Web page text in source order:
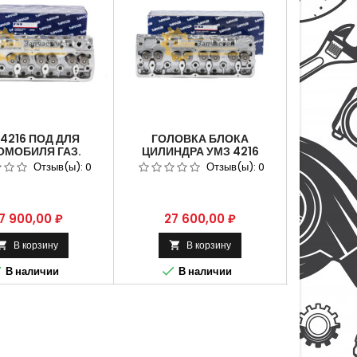
ПОД ДЛЯ
ГАЗ.
ГБО. 4216-
20. ГОЛОВКА
БИЗНЕС
Отзыв(ы): 0
900,00 ₽
В корзину
В наличии
ГОЛОВКА БЛОКА
ЦИЛИНДРА УМЗ 4216
АРТИКУЛ 4216.1003010-30
Отзыв(ы): 0
Цена
27 600,00 ₽
 В корзину
 В наличии
ДВ.А-
СБОРЕ С
УМЗ)

